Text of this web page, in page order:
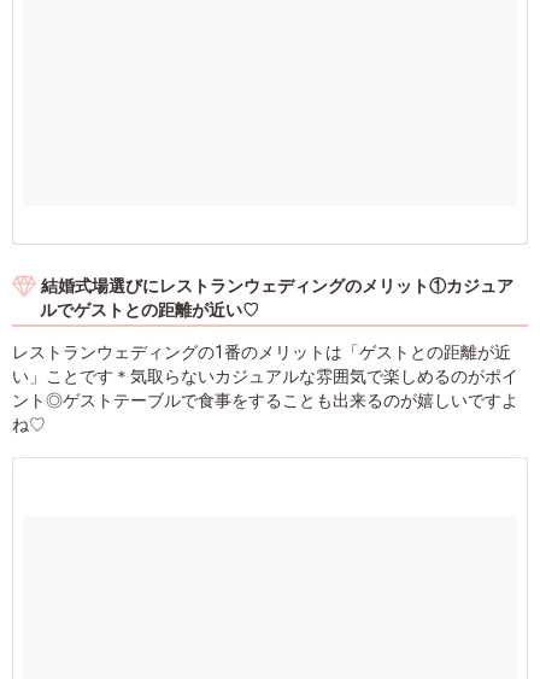
結婚式場選びにレストランウェディングのメリット①カジュア
ルでゲストとの距離が近い♡
レストランウェディングの1番のメリットは「ゲストとの距離が近
い」ことです＊気取らないカジュアルな雰囲気で楽しめるのがポイ
ント◎ゲストテーブルで食事をすることも出来るのが嬉しいですよ
ね♡